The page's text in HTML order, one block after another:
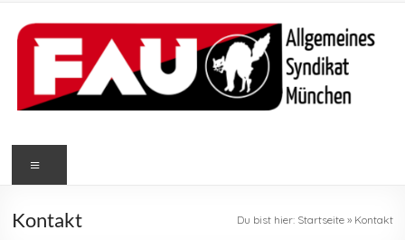
Inhalt
springen
FAU
München
Arbeiter*innen
Kontakt Du bist hier: Startseite» Kontakt